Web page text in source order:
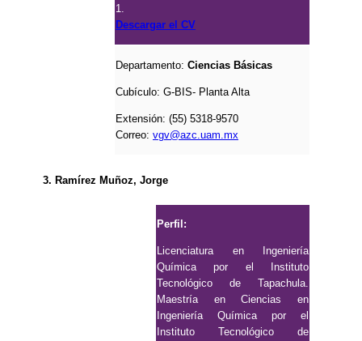
1.
Descargar el CV
Departamento: Ciencias Básicas
Cubículo: G-BIS- Planta Alta
Extensión: (55) 5318-9570
Correo: vgv@azc.uam.mx
3. Ramírez Muñoz, Jorge
Perfil:
Licenciatura en Ingeniería
Química por el Instituto
Tecnológico de Tapachula.
Maestría en Ciencias en
Ingeniería Química por el
Instituto Tecnológico de